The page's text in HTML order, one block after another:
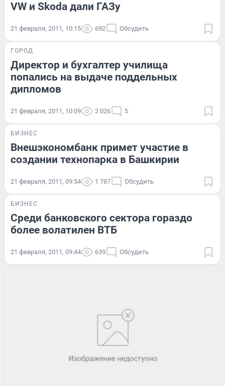
VW и Skoda дали ГАЗу
21 февраля, 2011, 10:15 692 Обсудить
ГОРОД
Директор и бухгалтер училища
попались на выдаче поддельных
дипломов
21 февраля, 2011, 10:09 2 026 5
БИЗНЕС
Внешэкономбанк примет участие в
создании технопарка в Башкирии
21 февраля, 2011, 09:54 1 787 Обсудить
БИЗНЕС
Среди банковского сектора гораздо
более волатилен ВТБ
21 февраля, 2011, 09:44 639 Обсудить